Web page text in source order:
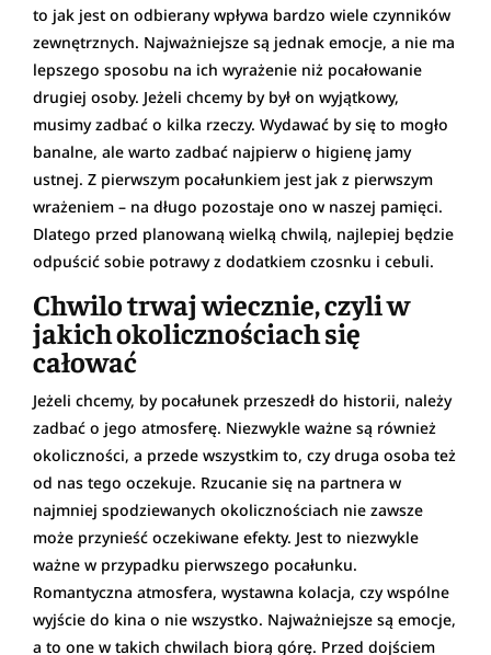
to jak jest on odbierany wpływa bardzo wiele czynników
zewnętrznych. Najważniejsze są jednak emocje, a nie ma
lepszego sposobu na ich wyrażenie niż pocałowanie
drugiej osoby. Jeżeli chcemy by był on wyjątkowy,
musimy zadbać o kilka rzeczy. Wydawać by się to mogło
banalne, ale warto zadbać najpierw o higienę jamy
ustnej. Z pierwszym pocałunkiem jest jak z pierwszym
wrażeniem – na długo pozostaje ono w naszej pamięci.
Dlatego przed planowaną wielką chwilą, najlepiej będzie
odpuścić sobie potrawy z dodatkiem czosnku i cebuli.
Chwilo trwaj wiecznie, czyli w
jakich okolicznościach się
całować
Jeżeli chcemy, by pocałunek przeszedł do historii, należy
zadbać o jego atmosferę. Niezwykle ważne są również
okoliczności, a przede wszystkim to, czy druga osoba też
od nas tego oczekuje. Rzucanie się na partnera w
najmniej spodziewanych okolicznościach nie zawsze
może przynieść oczekiwane efekty. Jest to niezwykle
ważne w przypadku pierwszego pocałunku.
Romantyczna atmosfera, wystawna kolacja, czy wspólne
wyjście do kina o nie wszystko. Najważniejsze są emocje,
a to one w takich chwilach biorą górę. Przed dojściem